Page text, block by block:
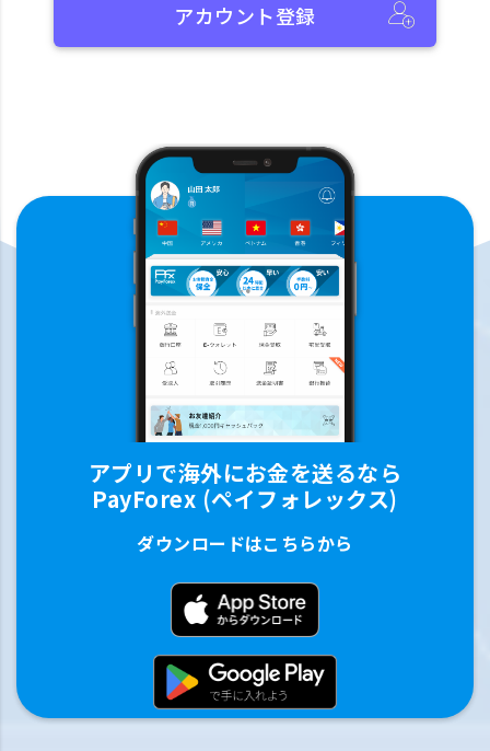
アカウント登録
アプリで海外にお金を送るなら
PayForex (ペイフォレックス)
ダウンロードはこちらから